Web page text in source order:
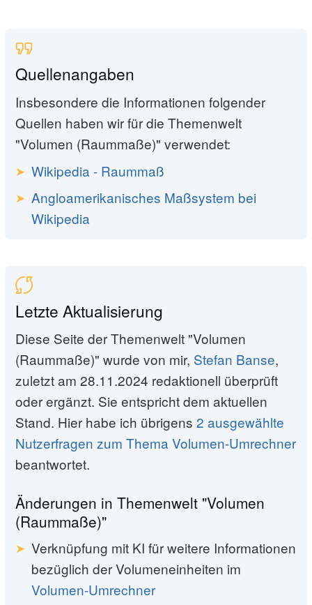
Quellenangaben
Insbesondere die Informationen folgender
Quellen haben wir für die Themenwelt
"Volumen (Raummaße)" verwendet:
Wikipedia - Raummaß
Angloamerikanisches Maßsystem bei
Wikipedia
Letzte Aktualisierung
Diese Seite der Themenwelt "Volumen
(Raummaße)" wurde von mir, Stefan Banse,
zuletzt am 28.11.2024 redaktionell überprüft
oder ergänzt. Sie entspricht dem aktuellen
Stand. Hier habe ich übrigens 2 ausgewählte
Nutzerfragen zum Thema Volumen-Umrechner
beantwortet.
Änderungen in Themenwelt "Volumen
(Raummaße)"
Verknüpfung mit KI für weitere Informationen
bezüglich der Volumeneinheiten im
Volumen-Umrechner